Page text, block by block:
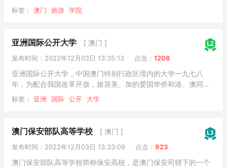
构。包括酒店、旅游、文化遗产、会展、零售及市场推广、休闲
娱乐、康体活动、文化创意及厨艺等。学院亦与国际知名院校合
委托作旅游规划及发展的政策研究。澳门旅游学院使命是成为提
供国际化旅游及服务业课程的领先高等教育机构，培养具有专业
知识和技能的学生，在业界担任领导角色。为了实践使命。
标签： 澳门 旅游 学院
亚洲国际公开大学 [ 澳门 ]
发布时间：2022年12月03日 13:35:13 点击： 1208
亚洲国际公开大学，中国澳门特别行政区境内的大学一九七八
年，为配合我国改革开放，旅居美、加的爱国华侨和港、澳同
胞，包括吴毓璘博士、胡百熙律师、黄景强博士等，邀请志同道
合之仕，筹集资金，以私人办学方式，在中国的南隅──澳门，创
学。东亚大学的诞生，标志著澳门的高等教育进入一个新的阶
段，在澳门高等教育发展史中，具有开创性的历史地位。
标签： 亚洲 国际 公开 大学
澳门保安部队高等学校 [ 澳门 ]
发布时间：2022年12月03日 13:33:09 点击： 923
澳门保安部队高等学校简称保安高校，是澳门保安司辖下的一个